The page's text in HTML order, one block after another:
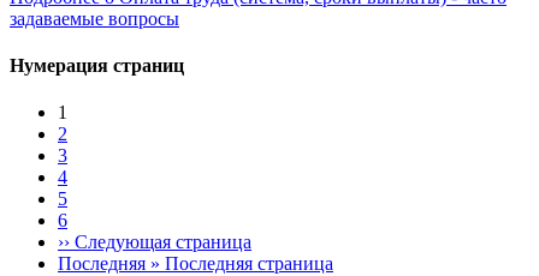
задаваемые вопросы
Нумерация страниц
1
2
3
4
5
6
›› Следующая страница
Последняя » Последняя страница